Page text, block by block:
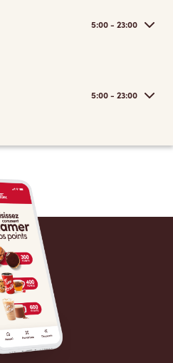
5:00 - 23:00
5:00 - 23:00